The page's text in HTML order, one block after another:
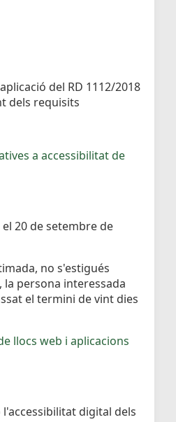
del RD 1112/2018
dels requisits
a accessibilitat de
20 de setembre de
no s'estigués
persona interessada
el termini de vint dies
llocs web i aplicacions
digital dels